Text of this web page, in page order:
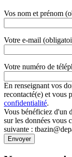
Vos nom et prénom
Votre e-mail
Votre numéro de
En renseignant vos
recontacté(e) et vous
confidentialité.
Vous bénéficiez d'un
sur les données vous
suivante :